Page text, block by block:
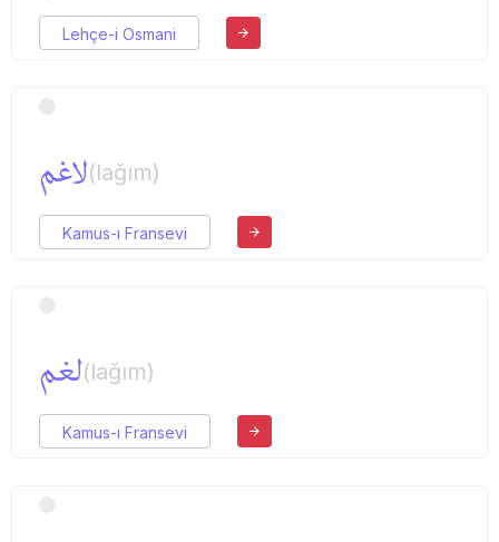
Lehçe-i Osmani
لاغم(lağım)
Kamus-ı Fransevi
لغم(lağım)
Kamus-ı Fransevi